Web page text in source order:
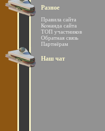
Разное
Правила сайта
Команда сайта
ТОП участников
Обратная связь
Партнёрам
Наш чат